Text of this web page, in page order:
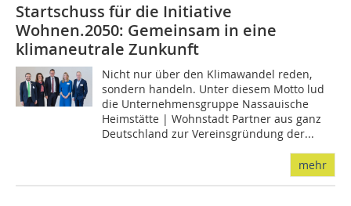
Startschuss für die Initiative
Wohnen.2050: Gemeinsam in eine
klimaneutrale Zunkunft
Nicht nur über den Klimawandel reden,
sondern handeln. Unter diesem Motto lud
die Unternehmensgruppe Nassauische
Heimstätte | Wohnstadt Partner aus ganz
Deutschland zur Vereinsgründung der...
mehr